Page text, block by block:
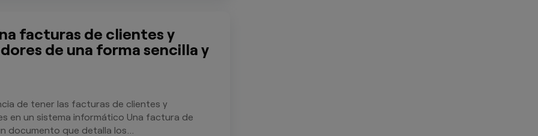
facturas de clientes y
de una forma sencilla y
de tener las facturas de clientes y
en un sistema informático Una factura de
documento que detalla los...